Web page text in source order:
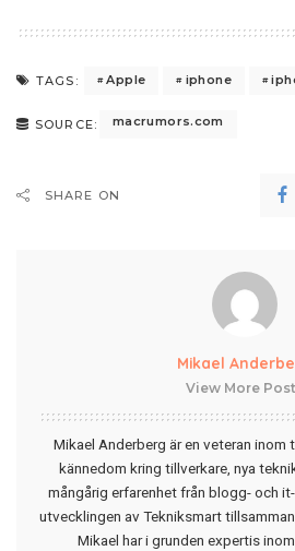
TAGS: Apple iphone
SOURCE: macrumors.com
SHARE ON
Mikael
View More
Mikael Anderberg är en veteran inom
kännedom kring tillverkare, nya
mångårig erfarenhet från blogg- och
utvecklingen av Tekniksmart
Mikael har i grunden expertis